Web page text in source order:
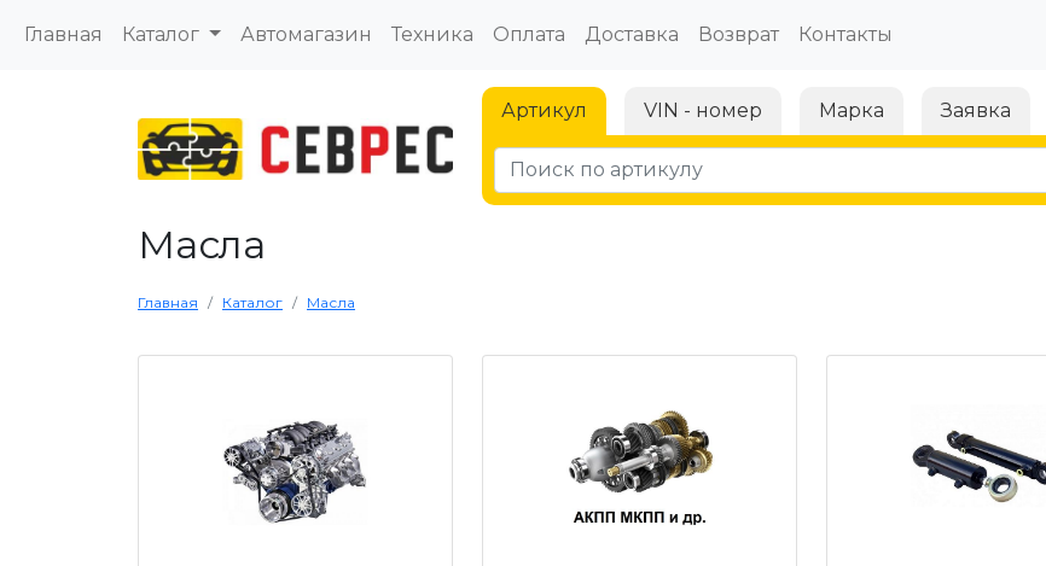
Главная Каталог Автомагазин Техника Оплата Доставка Возврат Контакты
Артикул VIN - номер Марка Заявка
Масла
Главная Каталог Масла